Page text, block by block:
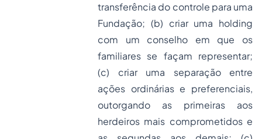
transferência do controle para uma
Fundação; (b) criar uma holding
com um conselho em que os
familiares se façam representar;
(c) criar uma separação entre
ações ordinárias e preferenciais,
outorgando as primeiras aos
herdeiros mais comprometidos e